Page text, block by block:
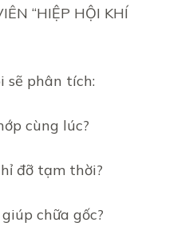
“HIỆP HỘI KHÍ
sẽ phân tích:
cùng lúc?
đỡ tạm thời?
chữa gốc?